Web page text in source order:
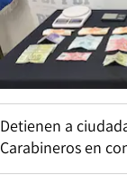
Detienen a
Carabineros en